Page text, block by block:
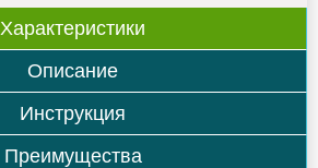
Характеристики
Описание
Инструкция
Преимущества